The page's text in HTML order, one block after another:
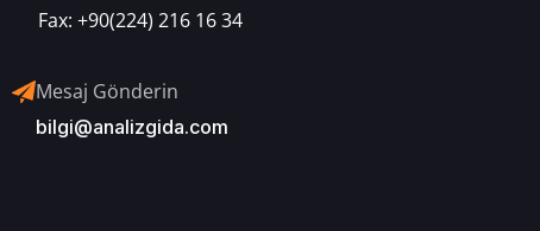
Fax: +90(224) 216 16 34
Mesaj Gönderin
bilgi@analizgida.com